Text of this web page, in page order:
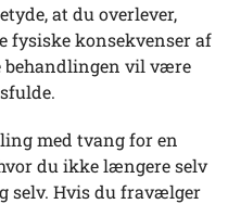
at du overlever,
fysiske konsekvenser af
behandlingen vil være
med tvang for en
du ikke længere selv
selv. Hvis du fravælger